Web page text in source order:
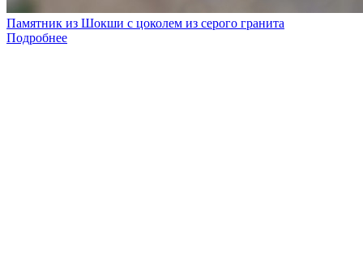
Памятник из Шокши с цоколем из серого гранита
Подробнее